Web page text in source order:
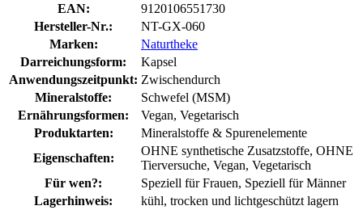
EAN:
9120106551730
Hersteller-Nr.:
NT-GX-060
Marken:
Naturtheke
Darreichungsform:
Kapsel
Anwendungszeitpunkt: Zwischendurch
Mineralstoffe:
Schwefel (MSM)
Ernährungsformen:
Vegan, Vegetarisch
Produktarten:
Mineralstoffe & Spurenelemente
Eigenschaften:
OHNE synthetische Zusatzstoffe, OHNE
Tierversuche, Vegan, Vegetarisch
Für wen?:
Speziell für Frauen, Speziell für Männer
Lagerhinweis:
kühl, trocken und lichtgeschützt lagern